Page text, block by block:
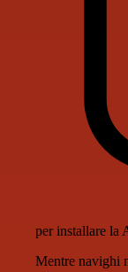
per installare la
Mentre navighi